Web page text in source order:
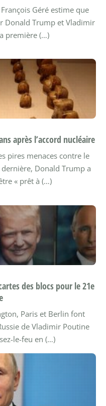
Géré estime que
Donald Trump et Vladimir
première (…)
après l’accord nucléaire
pires menaces contre le
Donald Trump a
« prêt à (…)
des blocs pour le 21e
Paris et Berlin font
de Vladimir Poutine
le-feu en (…)